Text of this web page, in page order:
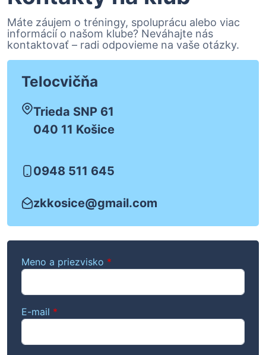
Máte záujem o tréningy, spoluprácu alebo viac
informácií o našom klube? Neváhajte nás
kontaktovať – radi odpovieme na vaše otázky.
Telocvičňa
Trieda SNP 61
040 11 Košice
0948 511 645
zkkosice@gmail.com
Meno a priezvisko *
E-mail *